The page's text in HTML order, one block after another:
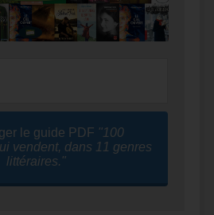
le guide PDF "100
vendent, dans 11 genres
littéraires."